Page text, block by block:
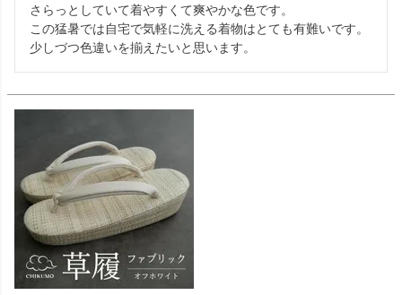
さらっとしていて着やすくて爽やかな色です。
この猛暑では自宅で気軽に洗える着物はとても有難いです。
少しづつ色違いを揃えたいと思います。